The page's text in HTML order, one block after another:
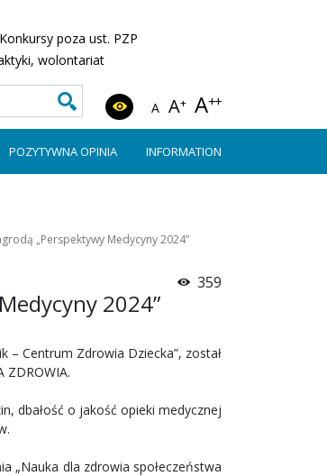
Konkursy poza ust. PZP
wolontariat
A A+ A++
POZYTYWNA OPINIA INFORMATION
„Perspektywy Medycyny 2024”
359
2024”
Centrum Zdrowia Dziecka”, został
ZDROWIA.
dbałość o jakość opieki medycznej
„Nauka dla zdrowia społeczeństwa